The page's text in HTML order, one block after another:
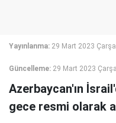
Yayınlanma: 29 Mart 2023
Güncelleme: 29 Mart 2023
Azerbaycan'ın
gece resmi olarak